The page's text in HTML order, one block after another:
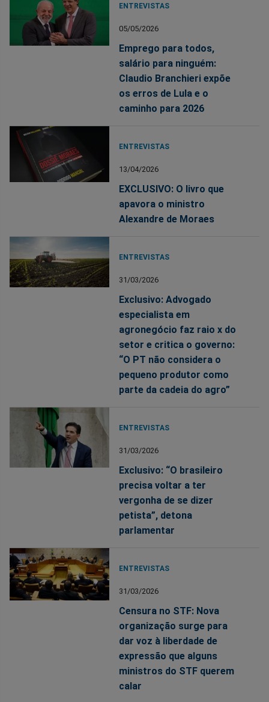
ENTREVISTAS
05/05/2026
Emprego para todos,
salário para ninguém:
Claudio Branchieri expõe
os erros de Lula e o
caminho para 2026
ENTREVISTAS
13/04/2026
EXCLUSIVO: O livro que
apavora o ministro
Alexandre de Moraes
ENTREVISTAS
31/03/2026
Exclusivo: Advogado
especialista em
agronegócio faz raio x do
setor e critica o governo:
“O PT não considera o
pequeno produtor como
parte da cadeia do agro”
ENTREVISTAS
31/03/2026
Exclusivo: “O brasileiro
precisa voltar a ter
vergonha de se dizer
petista”, detona
parlamentar
ENTREVISTAS
31/03/2026
Censura no STF: Nova
organização surge para
dar voz à liberdade de
expressão que alguns
ministros do STF querem
calar